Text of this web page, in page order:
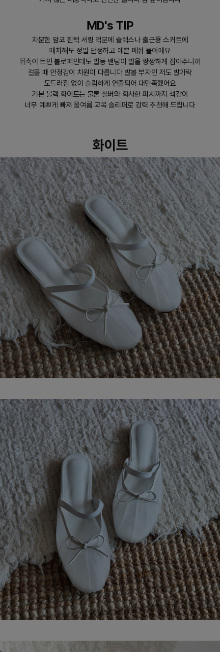
MD's TIP
차분한 앞코 핀턱 셔링 덕분에 슬랙스나 출근용 스커트에
매치해도 정말 단정하고 예쁜 메쉬 뮬이에요
뒤축이 트인 블로퍼인데도 발등 밴딩이 발을 짱짱하게 잡아주니까
걸을 때 안정감이 차원이 다릅니다 발볼 부자인 저도 발가락
도드라짐 없이 슬림하게 연출되어 대만족했어요
기본 블랙 화이트는 물론 실버와 화사한 피치까지 색감이
너무 예쁘게 빠져 올여름 교복 슬리퍼로 강력 추천해 드립니다
화이트